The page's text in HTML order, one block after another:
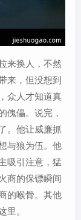
来换人，不然
来，但没想到
众人才知道真
傀儡。说完，
。他让威廉抓
与狼为伍。他
吸引注意，猛
商的保镖瞬间
的喉骨。其他
里。